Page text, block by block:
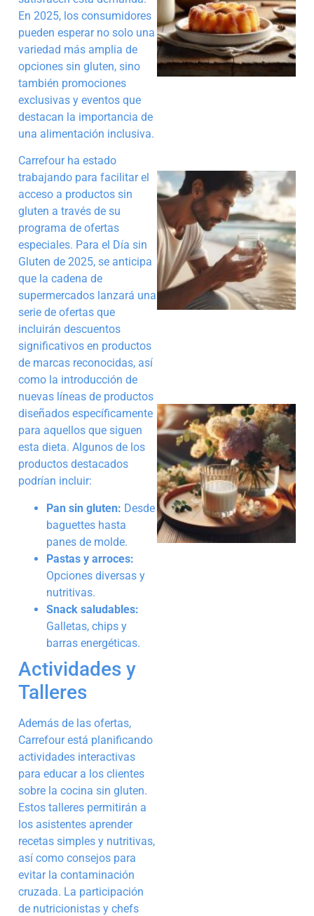
En 2025, los consumidores
pueden esperar no solo una
variedad más amplia de
opciones sin gluten, sino
también promociones
exclusivas y eventos que
destacan la importancia de
una alimentación inclusiva.
Carrefour ha estado
trabajando para facilitar el
acceso a productos sin
gluten a través de su
programa de ofertas
especiales. Para el Día sin
Gluten de 2025, se anticipa
que la cadena de
supermercados lanzará una
serie de ofertas que
incluirán descuentos
significativos en productos
de marcas reconocidas, así
como la introducción de
nuevas líneas de productos
diseñados específicamente
para aquellos que siguen
esta dieta. Algunos de los
productos destacados
podrían incluir:
Pan sin gluten: Desde
baguettes hasta
panes de molde.
Pastas y arroces:
Opciones diversas y
nutritivas.
Snack saludables:
Galletas, chips y
barras energéticas.
Actividades y
Talleres
Además de las ofertas,
Carrefour está planificando
actividades interactivas
para educar a los clientes
sobre la cocina sin gluten.
Estos talleres permitirán a
los asistentes aprender
recetas simples y nutritivas,
así como consejos para
evitar la contaminación
cruzada. La participación
de nutricionistas y chefs